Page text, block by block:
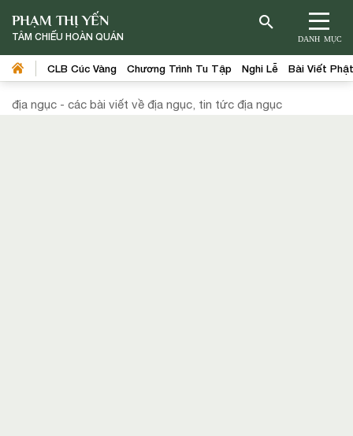
PHẠM THỊ YẾN
TÂM CHIẾU HOÀN QUÁN DANH MỤC
CLB Cúc Vàng Chương Trình Tu Tập Nghi Lễ Bài Viết
địa ngục - các bài viết về địa ngục, tin tức địa ngục